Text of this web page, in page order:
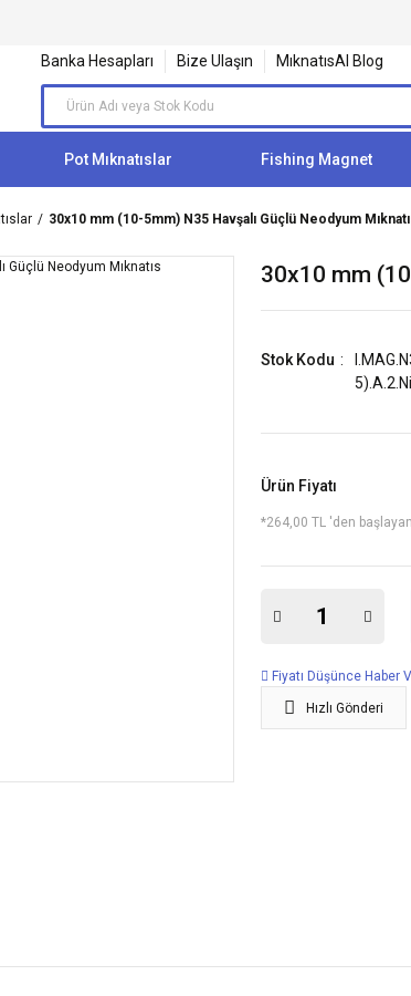
Banka Hesapları Bize Ulaşın
MıknatısAl Blog
Pot Mıknatıslar Fishing Magnet
30x10 mm (10-5mm) N35 Havşalı Güçlü Neodyum
30x10 mm
Stok Kodu
5).A.2.Ni
Ürün Fiyatı
*264,00 TL 'den
Fiyatı Düşünce Haber
Hızlı Gönderi